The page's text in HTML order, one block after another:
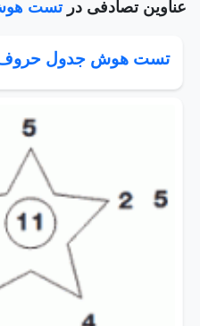
عناوین تصادفی درتست
تست هوش جدول حروف